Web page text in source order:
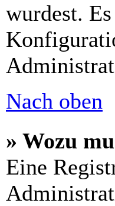
wurdest.
Nach oben
» Wozu
Eine